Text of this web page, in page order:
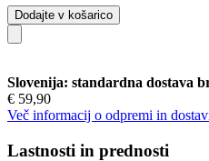
Dodajte v košarico
Slovenija: standardna dostava
€ 59,90
Več informacij o odpremi in
Lastnosti in prednosti